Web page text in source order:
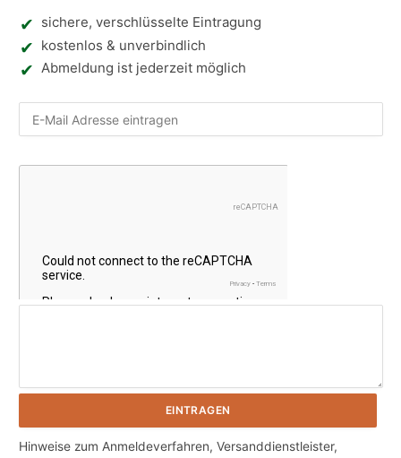
sichere, verschlüsselte Eintragung
kostenlos & unverbindlich
Abmeldung ist jederzeit möglich
Hinweise zum Anmeldeverfahren, Versanddienstleister,